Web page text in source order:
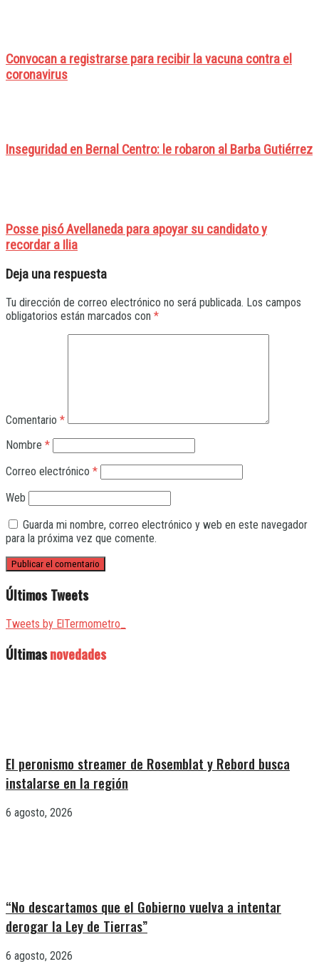
Convocan a registrarse para recibir la vacuna contra el
coronavirus
Inseguridad en Bernal Centro: le robaron al Barba Gutiérrez
Posse pisó Avellaneda para apoyar su candidato y
recordar a Ilia
Deja una respuesta
Tu dirección de correo electrónico no será publicada. Los campos
obligatorios están marcados con *
Comentario *
Nombre *
Correo electrónico *
Web
Guarda mi nombre, correo electrónico y web en este navegador
para la próxima vez que comente.
Últimos Tweets
Tweets by ElTermometro_
Últimasnovedades
El peronismo streamer de Rosemblat y Rebord busca
instalarse en la región
6 agosto, 2026
“No descartamos que el Gobierno vuelva a intentar
derogar la Ley de Tierras”
6 agosto, 2026